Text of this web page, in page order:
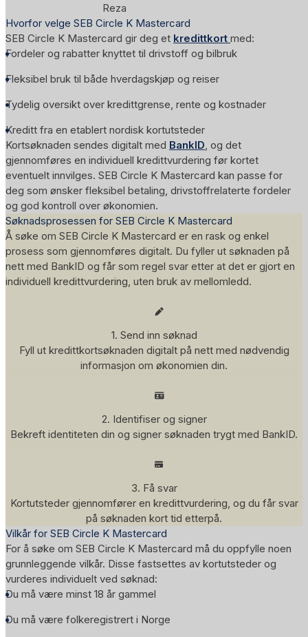
Reza
Hvorfor velge SEB Circle K Mastercard
SEB Circle K Mastercard gir deg et kredittkort med:
Fordeler og rabatter knyttet til drivstoff og bilbruk
Fleksibel bruk til både hverdagskjøp og reiser
Tydelig oversikt over kredittgrense, rente og kostnader
Kreditt fra en etablert nordisk kortutsteder
Kortsøknaden sendes digitalt med BankID , og det
gjennomføres en individuell kredittvurdering før kortet
eventuelt innvilges. SEB Circle K Mastercard kan passe for
deg som ønsker fleksibel betaling, drivstoffrelaterte fordeler
og god kontroll over økonomien.
Søknadsprosessen for SEB Circle K Mastercard
Å søke om SEB Circle K Mastercard er en rask og enkel
prosess som gjennomføres digitalt. Du fyller ut søknaden på
nett med BankID og får som regel svar etter at det er gjort en
individuell kredittvurdering, uten bruk av mellomledd.
1. Send inn søknad
Fyll ut kredittkortsøknaden digitalt på nett med nødvendig
informasjon om økonomien din.
2. Identifiser og signer
Bekreft identiteten din og signer søknaden trygt med BankID.
3. Få svar
Kortutsteder gjennomfører en kredittvurdering, og du får svar
på søknaden kort tid etterpå.
Vilkår for SEB Circle K Mastercard
For å søke om SEB Circle K Mastercard må du oppfylle noen
grunnleggende vilkår. Disse fastsettes av kortutsteder og
vurderes individuelt ved søknad:
Du må være minst 18 år gammel
Du må være folkeregistrert i Norge